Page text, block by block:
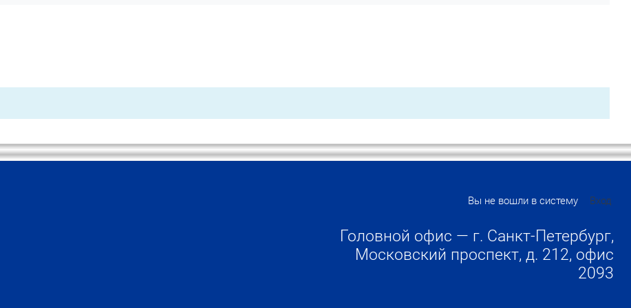
Вы не вошли в систему Вход
Головной офис — г. Санкт-Петербург,
Московский проспект, д. 212, офис
2093